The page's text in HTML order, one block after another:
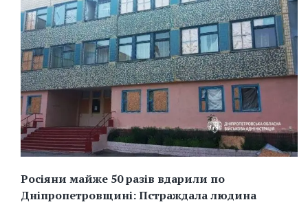
Росіяни майже 50 разів вдарили по
Дніпропетровщині: Пстраждала людина